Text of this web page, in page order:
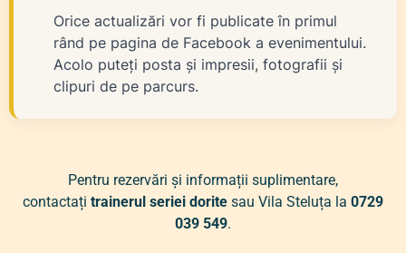
Orice actualizări vor fi publicate în primul
rând pe pagina de Facebook a evenimentului.
Acolo puteți posta și impresii, fotografii și
clipuri de pe parcurs.
Pentru rezervări și informații suplimentare,
contactați trainerul seriei dorite sau Vila Steluța la 0729
039 549.